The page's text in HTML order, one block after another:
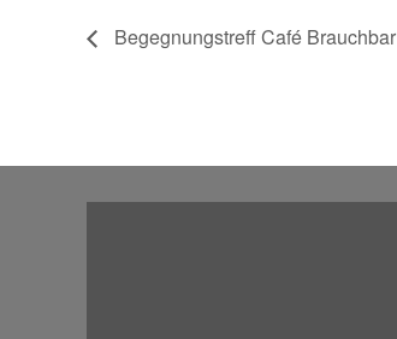
Begegnungstreff Café Brauchbar